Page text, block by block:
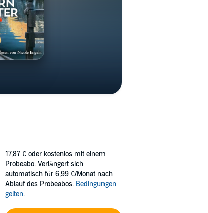
17,87 € oder kostenlos mit einem
Probeabo. Verlängert sich
automatisch für 6,99 €/Monat nach
Ablauf des Probeabos. Bedingungen
gelten.